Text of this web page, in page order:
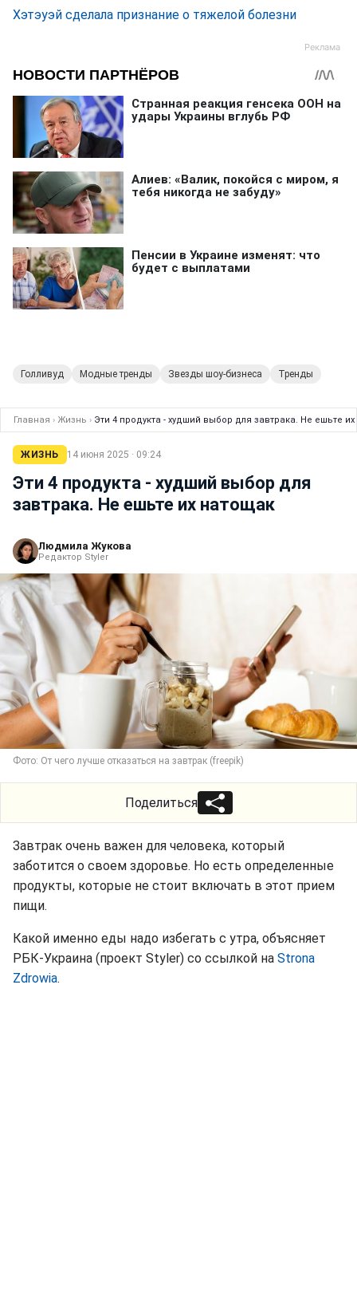
Хэтэуэй сделала признание о тяжелой болезни
Голливуд Модные тренды Звезды шоу-бизнеса Тренды
Главная › Жизнь › Эти 4 продукта - худший выбор для завтрака. Не ешьте
ЖИЗНЬ 14 июня 2025 · 09:24
Эти 4 продукта - худший выбор для
завтрака. Не ешьте их натощак
Людмила Жукова
Редактор Styler
Фото: От чего лучше отказаться на завтрак (freepik)
Поделиться
Завтрак очень важен для человека, который
заботится о своем здоровье. Но есть определенные
продукты, которые не стоит включать в этот прием
пищи.
Какой именно еды надо избегать с утра, объясняет
РБК-Украина (проект Styler) со ссылкой на Strona
Zdrowia.